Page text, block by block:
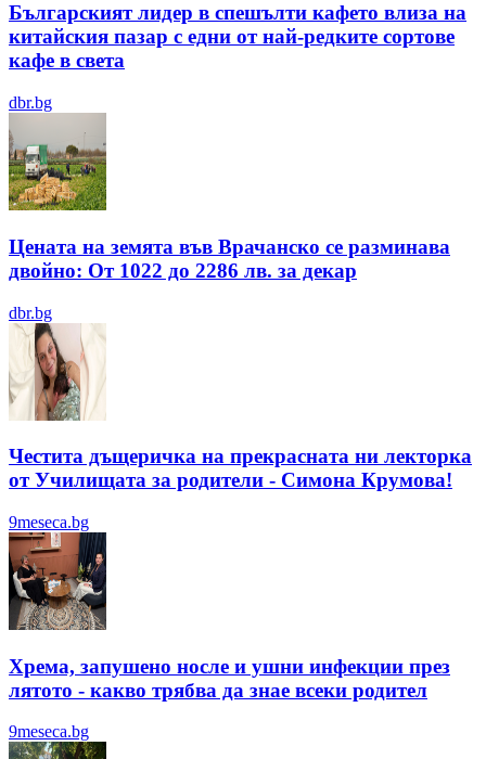
Българският лидер в спешълти кафето влиза на
китайския пазар с едни от най-редките сортове
кафе в света
dbr.bg
Цената на земята във Врачанско се разминава
двойно: От 1022 до 2286 лв. за декар
dbr.bg
Честита дъщеричка на прекрасната ни лекторка
от Училищата за родители - Симона Крумова!
9meseca.bg
Хрема, запушено носле и ушни инфекции през
лятотo - какво трябва да знае всеки родител
9meseca.bg